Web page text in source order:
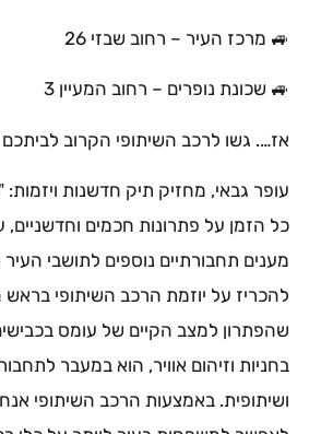
🚙 מרכז העיר – רחוב שבזי 26
🚙 שכונת נופרים – רחוב המעיין 3
אז…. גשו לרכב השיתופי הקרוב לביתכם
עופר גבאי, מחזיק תיק חדשנות ויזמות:
כל הזמן על פתרונות חכמים
מענים תחבורתיים נוספים לתושבי
להכריז על יוזמת הרכב השיתופי בראש
שהפתרון למצב הקיים של עומס
בחניות וזיהום אוויר, הוא במעבר
ושיתופית. באמצעות הרכב השיתופי